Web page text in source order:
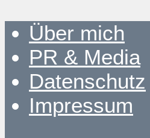
Über mich
PR & Media
Datenschutz
Impressum